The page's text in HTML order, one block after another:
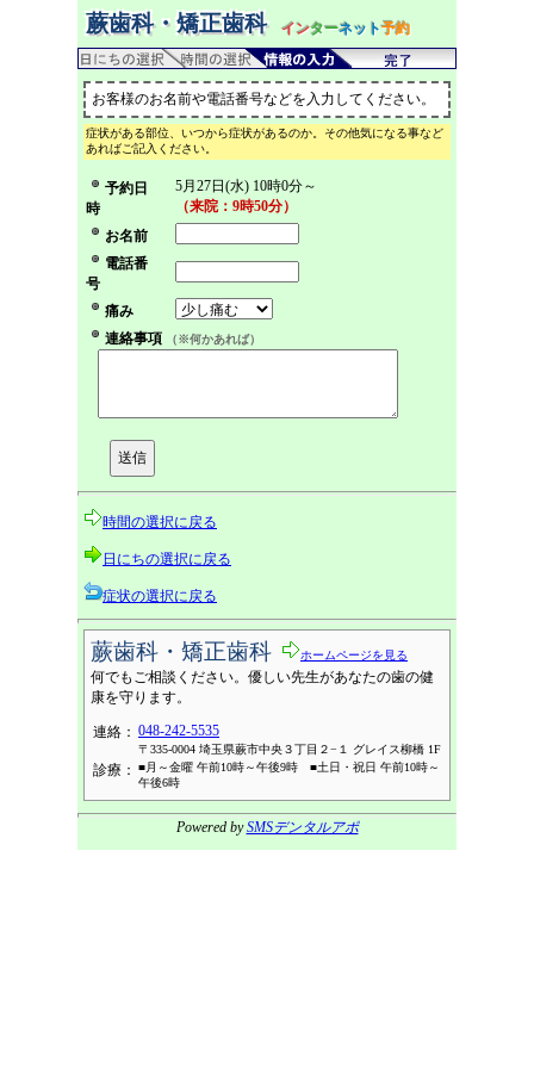
蕨歯科・矯正歯科 インターネット予約
お客様のお名前や電話番号などを入力してください。
症状がある部位、いつから症状があるのか。その他気になる事など
あればご記入ください。
予約日
時
5月27日(水) 10時0分～
（来院：9時50分）
お名前
電話番
号
痛み
連絡事項
（※何かあれば）
時間の選択に戻る
日にちの選択に戻る
症状の選択に戻る
蕨歯科・矯正歯科 ホームページを見る
何でもご相談ください。優しい先生があなたの歯の健
康を守ります。
連絡： 048-242-5535
〒335-0004 埼玉県蕨市中央３丁目２−１ グレイス柳橋 1F
診療：
■月～金曜 午前10時～午後9時 ■土日・祝日 午前10時～
午後6時
Powered bySMSデンタルアポ